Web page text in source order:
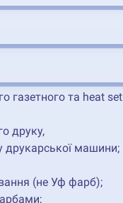
газетного та heat set
друку,
друкарської машини;